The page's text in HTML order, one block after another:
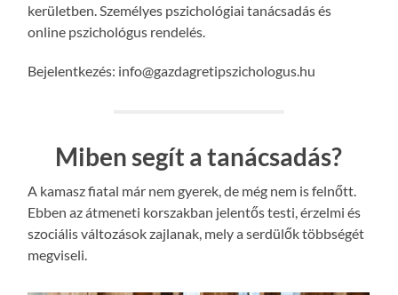
kerületben. Személyes pszichológiai tanácsadás és
online pszichológus rendelés.
Bejelentkezés: info@gazdagretipszichologus.hu
Miben segít a tanácsadás?
A kamasz fiatal már nem gyerek, de még nem is felnőtt.
Ebben az átmeneti korszakban jelentős testi, érzelmi és
szociális változások zajlanak, mely a serdülők többségét
megviseli.